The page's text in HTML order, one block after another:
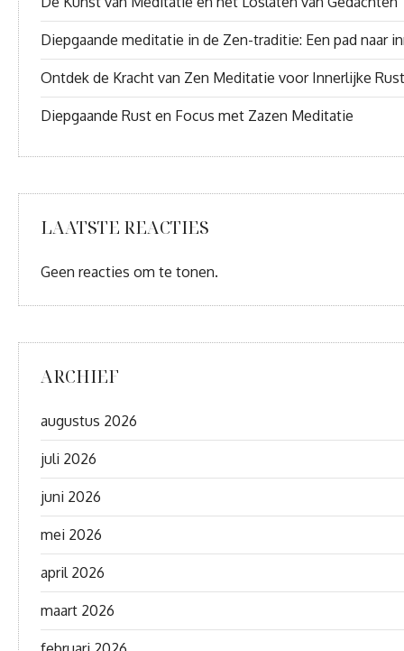
Diepgaande meditatie in de Zen-traditie: Een pad naar
Ontdek de Kracht van Zen Meditatie voor Innerlijke Rust
Diepgaande Rust en Focus met Zazen Meditatie
LAATSTE REACTIES
Geen reacties om te tonen.
ARCHIEF
augustus 2026
juli 2026
juni 2026
mei 2026
april 2026
maart 2026